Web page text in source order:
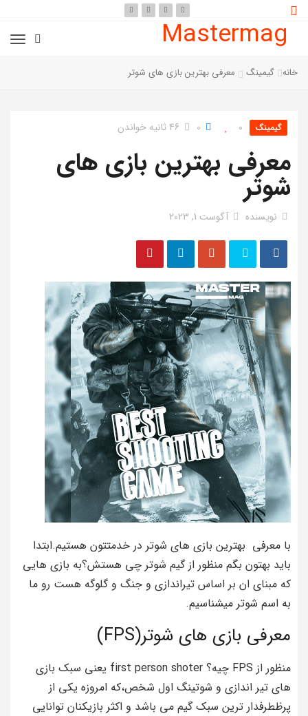
Mastermag
خانه گیمینگ معرفی بهترین بازی های شوتر
گیمینگ 0
0 46 ثانیه خواندن
معرفی بهترین بازی های
شوتر
نویسنده آگوست 1, 2023
با معرفی بهترین بازی های شوتر در خدمتتون هستیم.ابتدا
باید بهتون بگم منظور از گیم شوتر چی هستش؟به بازی هایی
که مبنای ان بر اساس تیراندازی و جنگ و گلوگه هست رو ما
به اسم شوتر میشناسیم.
معرفی بازی های شوتر(FPS)
منظور از FPS چیه؟ first person shoter یعنی سبک بازی
های تیر اندازی و شوتینگ اول شخص،که امروزه یکی از
پرظطرفدار ترین سبک گیم می باشد و اکثر بازیکنان توانایی